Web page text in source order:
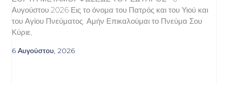
Αυγούστου 2026 Εις το όνομα του Πατρός και του Υιού και
του Αγίου Πνεύματος. Αμήν Επικαλούμαι το Πνεύμα Σου
Κύριε,
6 Αυγούστου, 2026